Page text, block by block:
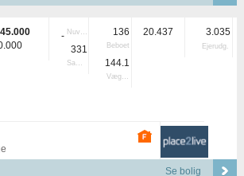
- Nuvær.
331
Samlet
136
Beboet
144.1
Vægtet
20.437 3.035
Ejerudg.
Se bolig